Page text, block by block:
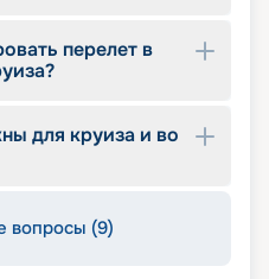
перелет в
для круиза и во
вопросы (9)